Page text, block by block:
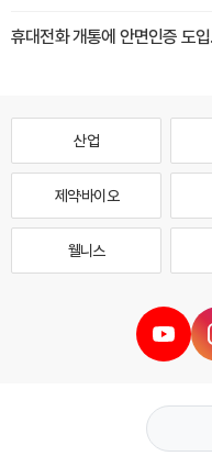
휴대전화 개통에 안면인증 도
산업
제약·바이오
웰니스